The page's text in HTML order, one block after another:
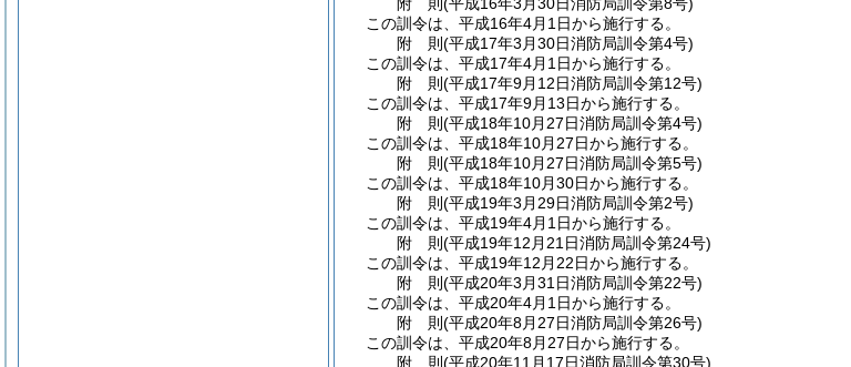
この訓令は、平成16年4月1日から施行する。
附 則(平成17年3月30日消防局訓令第4号)
この訓令は、平成17年4月1日から施行する。
附 則(平成17年9月12日消防局訓令第12号)
この訓令は、平成17年9月13日から施行する。
附 則(平成18年10月27日消防局訓令第4号)
この訓令は、平成18年10月27日から施行する。
附 則(平成18年10月27日消防局訓令第5号)
この訓令は、平成18年10月30日から施行する。
附 則(平成19年3月29日消防局訓令第2号)
この訓令は、平成19年4月1日から施行する。
附 則(平成19年12月21日消防局訓令第24号)
この訓令は、平成19年12月22日から施行する。
附 則(平成20年3月31日消防局訓令第22号)
この訓令は、平成20年4月1日から施行する。
附 則(平成20年8月27日消防局訓令第26号)
この訓令は、平成20年8月27日から施行する。
附 則(平成20年11月17日消防局訓令第30号)